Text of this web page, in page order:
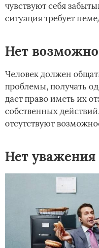
чувствуют себя
ситуация требует
Нет
Человек должен
проблемы, получать
дает право иметь их
собственных
отсутствуют
Нет уважения